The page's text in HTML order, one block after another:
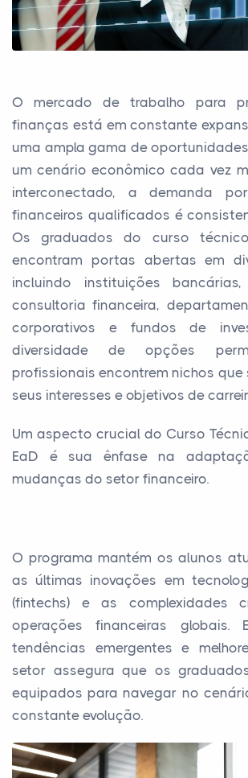
O mercado de trabalho para
finanças está em constante
uma ampla gama de oportunidades
um cenário econômico cada vez
interconectado, a demanda
financeiros qualificados é
Os graduados do curso
encontram portas abertas em
incluindo instituições
consultoria financeira,
corporativos e fundos de
diversidade de opções
profissionais encontrem nichos que
seus interesses e objetivos de
Um aspecto crucial do Curso
EaD é sua ênfase na
mudanças do setor financeiro.
O programa mantém os alunos
as últimas inovações em
(fintechs) e as complexidades
operações financeiras globais.
tendências emergentes e
setor assegura que os
equipados para navegar no
constante evolução.